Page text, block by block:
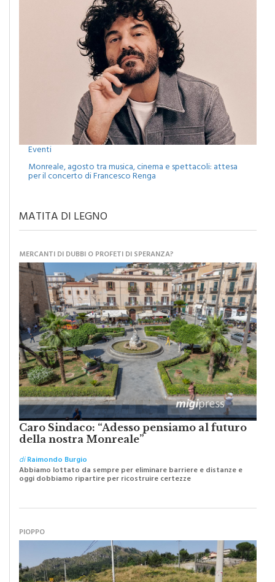
Monreale, agosto tra musica, cinema e spettacoli: attesa
per il concerto di Francesco Renga
Caro Sindaco: “Adesso pensiamo al futuro
della nostra Monreale”
diRaimondo Burgio
Abbiamo lottato da sempre per eliminare barriere e distanze e
oggi dobbiamo ripartire per ricostruire certezze